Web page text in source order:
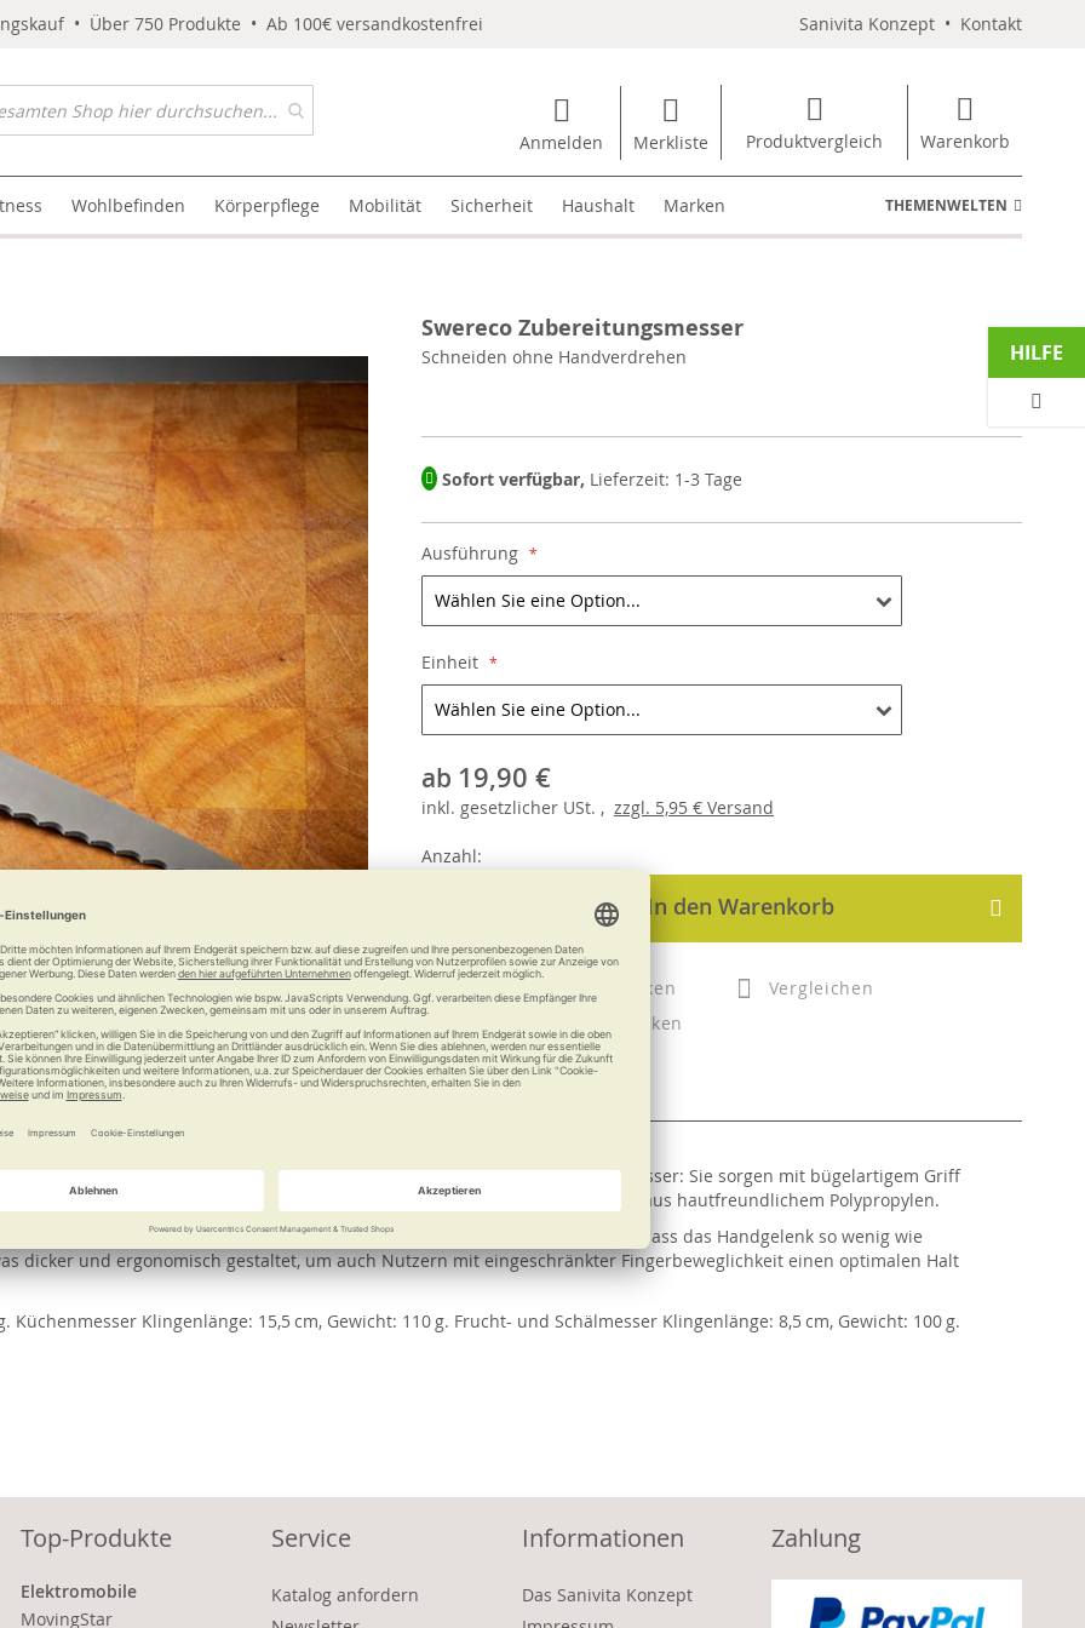
• Über 750 Produkte • Ab 100€ versandkostenfrei Sanivita Konzept • Kontakt
Anmelden Merkliste Produktvergleich Warenkorb
Wohlbefinden Körperpflege Mobilität Sicherheit Haushalt Marken THEMENWELTEN
Swereco Zubereitungsmesser
Schneiden ohne Handverdrehen
Sofort verfügbar, Lieferzeit: 1-3 Tage
Ausführung
Einheit
ab 19,90 €
inkl. gesetzlicher USt. , zzgl. 5,95 € Versand
Anzahl:
In den Warenkorb
Merken
Vergleichen
Drucken
Weitere Informationen
– unangenehm vor allem bei längeren Schneidarbeiten. Anders diese Messer: Sie sorgen mit bügelartigem Griff
bietet guten Halt. Die Klingen bestehen aus Edelstahl, die Handgriffe aus hautfreundlichem Polypropylen.
Anstelle eines Schafts sitzen die Handgriffe im Winkel so an den Klingen, dass das Handgelenk so wenig wie
dicker und ergonomisch gestaltet, um auch Nutzern mit eingeschränkter Fingerbeweglichkeit einen optimalen Halt
Küchenmesser Klingenlänge: 15,5 cm, Gewicht: 110 g. Frucht- und Schälmesser Klingenlänge: 8,5 cm, Gewicht: 100 g.
HILFE
Top-Produkte
Elektromobile
MovingStar
Service
Katalog anfordern
Informationen
Das Sanivita Konzept
Zahlung